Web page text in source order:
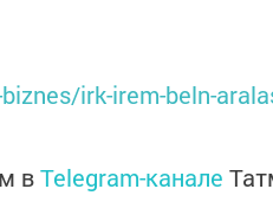
irk-irem-beln-
вTelegram-канале